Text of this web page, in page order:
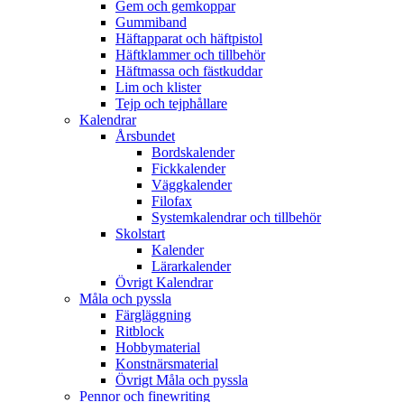
Gem och gemkoppar
Gummiband
Häftapparat och häftpistol
Häftklammer och tillbehör
Häftmassa och fästkuddar
Lim och klister
Tejp och tejphållare
Kalendrar
Årsbundet
Bordskalender
Fickkalender
Väggkalender
Filofax
Systemkalendrar och tillbehör
Skolstart
Kalender
Lärarkalender
Övrigt Kalendrar
Måla och pyssla
Färgläggning
Ritblock
Hobbymaterial
Konstnärsmaterial
Övrigt Måla och pyssla
Pennor och finewriting